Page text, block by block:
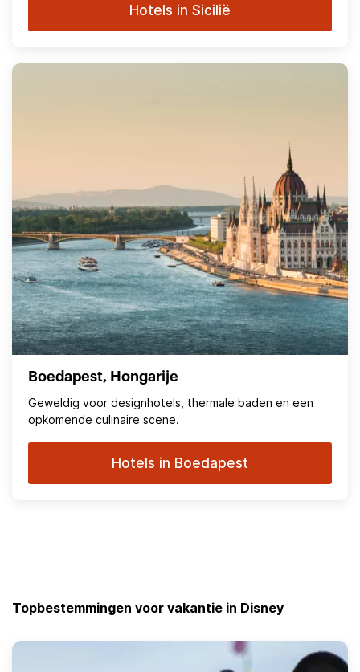
Hotels in Sicilië
Boedapest, Hongarije
Geweldig voor designhotels, thermale baden en een
opkomende culinaire scene.
Hotels in Boedapest
Topbestemmingen voor vakantie in Disney